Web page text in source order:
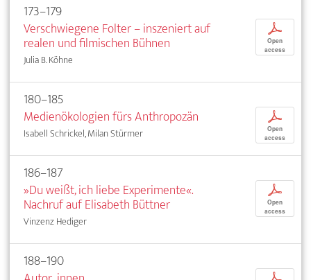
173–179
Verschwiegene Folter – inszeniert auf
realen und filmischen Bühnen
Julia B. Köhne
p
Open
access
180–185
Medienökologien fürs Anthropozän
Isabell Schrickel, Milan Stürmer
p
Open
access
186–187
»Du weißt, ich liebe Experimente«.
Nachruf auf Elisabeth Büttner
Vinzenz Hediger
p
Open
access
188–190